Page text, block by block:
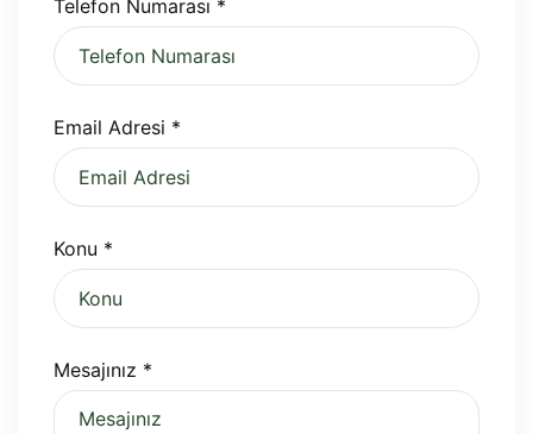
Telefon Numarası *
Email Adresi *
Konu *
Mesajınız *